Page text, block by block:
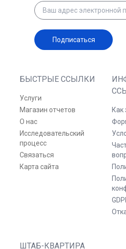
БЫСТРЫЕ ССЫЛКИ
Услуги
Магазин отчетов
О нас
Исследовательский
процесс
Связаться
Карта сайта
Как
ШТАБ-КВАРТИРА
Подписаться